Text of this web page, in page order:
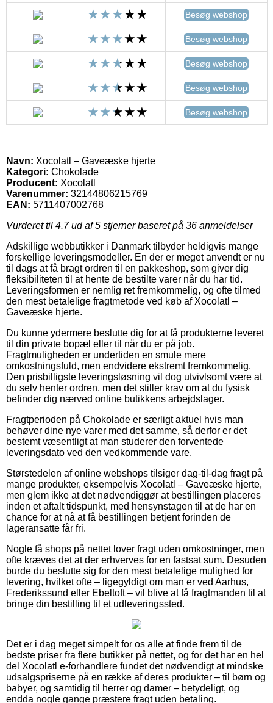
Besøg webshop
Besøg webshop
Besøg webshop
Besøg webshop
Besøg webshop
Navn: Xocolatl – Gaveæske hjerte
Kategori: Chokolade
Producent: Xocolatl
Varenummer: 32144806215769
EAN: 5711407002768
Vurderet til 4.7ud af 5 stjerner baseret på 36 anmeldelser
Adskillige webbutikker i Danmark tilbyder heldigvis mange
forskellige leveringsmodeller. En der er meget anvendt er nu
til dags at få bragt ordren til en pakkeshop, som giver dig
fleksibiliteten til at hente de bestilte varer når du har tid.
Leveringsformen er nemlig ret fremkommelig, og ofte tilmed
den mest betalelige fragtmetode ved køb af Xocolatl –
Gaveæske hjerte.
Du kunne ydermere beslutte dig for at få produkterne leveret
til din private bopæl eller til når du er på job.
Fragtmuligheden er undertiden en smule mere
omkostningsfuld, men endvidere ekstremt fremkommelig.
Den prisbilligste leveringsløsning vil dog utvivlsomt være at
du selv henter ordren, men det stiller krav om at du fysisk
befinder dig nærved online butikkens arbejdslager.
Fragtperioden på Chokolade er særligt aktuel hvis man
behøver dine nye varer med det samme, så derfor er det
bestemt væsentligt at man studerer den forventede
leveringsdato ved den vedkommende vare.
Størstedelen af online webshops tilsiger dag-til-dag fragt på
mange produkter, eksempelvis Xocolatl – Gaveæske hjerte,
men glem ikke at det nødvendiggør at bestillingen placeres
inden et aftalt tidspunkt, med hensynstagen til at de har en
chance for at nå at få bestillingen betjent forinden de
lageransatte får fri.
Nogle få shops på nettet lover fragt uden omkostninger, men
ofte kræves det at der erhverves for en fastsat sum. Desuden
burde du beslutte sig for den mest betalelige mulighed for
levering, hvilket ofte – ligegyldigt om man er ved Aarhus,
Frederikssund eller Ebeltoft – vil blive at få fragtmanden til at
bringe din bestilling til et udleveringssted.
Det er i dag meget simpelt for os alle at finde frem til de
bedste priser fra flere butikker på nettet, og for det har en hel
del Xocolatl e-forhandlere fundet det nødvendigt at mindske
udsalgspriserne på en række af deres produkter – til børn og
babyer, og samtidig til herrer og damer – betydeligt, og
endda nogle gange præstere fragt uden betaling.